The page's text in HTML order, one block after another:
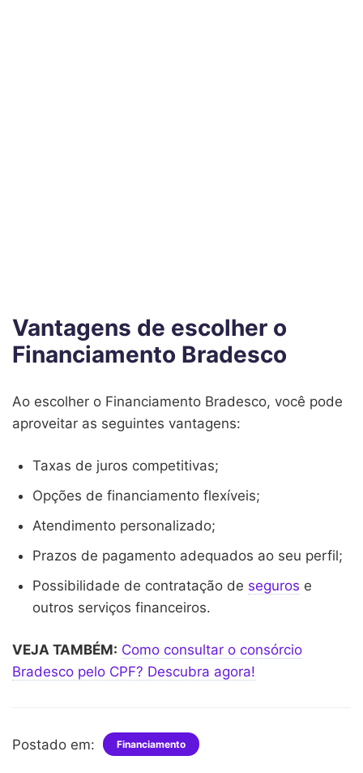
Vantagens de escolher o
Financiamento Bradesco
Ao escolher o Financiamento Bradesco, você pode
aproveitar as seguintes vantagens:
Taxas de juros competitivas;
Opções de financiamento flexíveis;
Atendimento personalizado;
Prazos de pagamento adequados ao seu perfil;
Possibilidade de contratação de seguros e
outros serviços financeiros.
VEJA TAMBÉM: Como consultar o consórcio
Bradesco pelo CPF? Descubra agora!
Postado em: Financiamento